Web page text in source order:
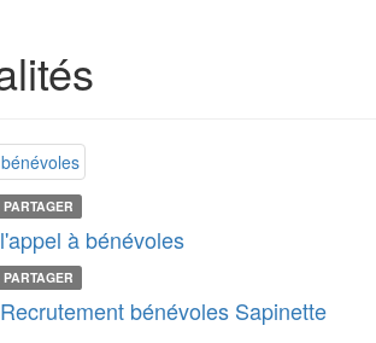
l'appel à bénévoles
Recrutement bénévoles Sapinette